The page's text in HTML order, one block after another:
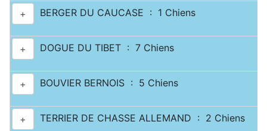
+ BERGER DU CAUCASE : 1 Chiens
+ DOGUE DU TIBET : 7 Chiens
+ BOUVIER BERNOIS : 5 Chiens
+ TERRIER DE CHASSE ALLEMAND : 2 Chiens